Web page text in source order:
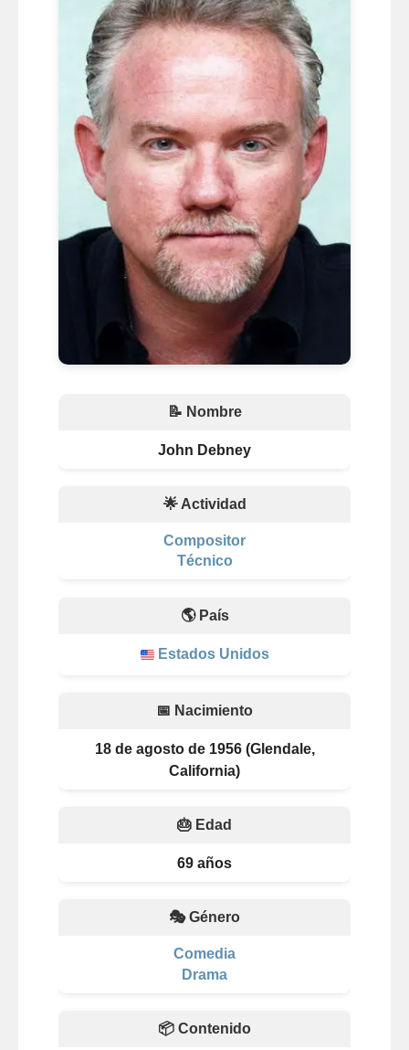
📝 Nombre
John Debney
🌟 Actividad
Compositor
Técnico
🌎 País
Estados Unidos
📅 Nacimiento
18 de agosto de 1956 (Glendale,
California)
🎂 Edad
69 años
🎭 Género
Comedia
Drama
📦 Contenido